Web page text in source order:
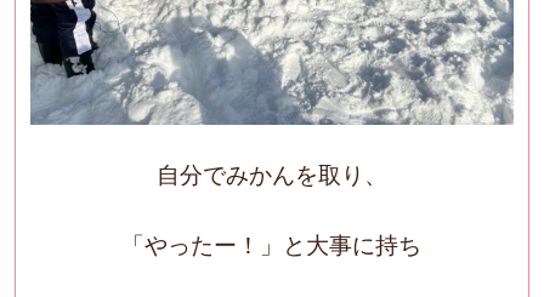
自分でみかんを取り、
「やったー！」と大事に持ち